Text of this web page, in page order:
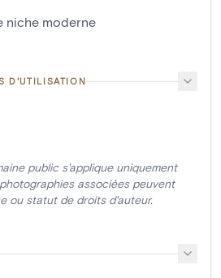
niche moderne
D'UTILISATION
public s'applique uniquement
associées peuvent
ou statut de droits d'auteur.